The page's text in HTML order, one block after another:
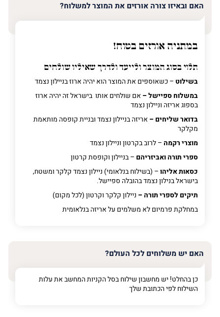
האם ובאיזו צורה אורזים את המוצר למשלוח?
במתניה אורזים בטוח!
תלוי בסוג המוצר ולייעד ולדרך שאיליו שולחים
בשילוט – כשאוספים את המוצר הוא יהיה ארוז בניילון נצמד
במשלוח ספיישל – אם שולחים אותו בישראל זה יהיה ארוז
בספוג אריזה וניילון נצמד
בדואר שליחים – אריזה בניילון נצמד ובניית קופסה מותאמת
מקלקר
מוצרי רקמה – לרוב בקרטון וניילון נצמד
ספרי תורה ואביזריהם – בניילון וקופסת קרטון
כסאות אליהו– (בשילוח בנלאומי) ניילון נצמד קלקר ומשטח,
בישראל בנילון נצמד בהובלה ספיישל.
תיקים לספרי תורה – ניילון קלקר וקרטון (לכל מקום)
במחלקת פרמיוםלא משלמים על אריזה בנלאומית
האם יש משלוחים לכל העולם?
כן בהחלט! יש מחשבון שילוח בסל הקניות המחשב את עלות
השילוח לפי הכתובת שלך